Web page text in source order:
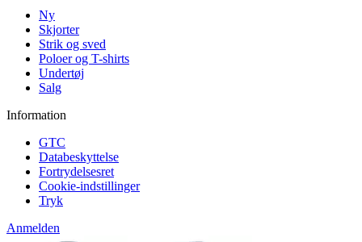
Ny
Skjorter
Strik og sved
Poloer og T-shirts
Undertøj
Salg
Information
GTC
Databeskyttelse
Fortrydelsesret
Cookie-indstillinger
Tryk
Anmelden